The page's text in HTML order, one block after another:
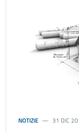
NOTIZIE 31 DIC